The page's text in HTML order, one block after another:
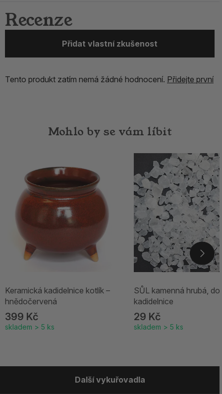
Recenze
Přidat vlastní zkušenost
Tento produkt zatím nemá žádné hodnocení. Přidejte první
Mohlo by se vám líbit
Keramická kadidelnice kotlík –
hnědočervená
399 Kč
skladem > 5 ks
SŮL kamenná hrubá, do
kadidelnice
29 Kč
skladem > 5 ks
Další vykuřovadla